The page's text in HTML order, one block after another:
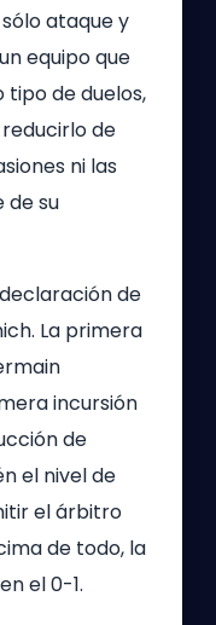
ataque y
equipo que
de duelos,
de
ni las
de su
de
La primera
incursión
de
el nivel de
el árbitro
de todo, la
el 0-1.